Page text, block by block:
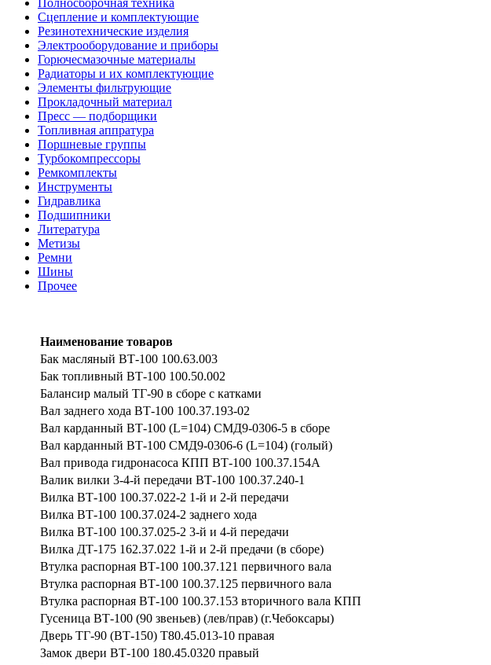
Сцепление и комплектующие
Резинотехнические изделия
Электрооборудование и приборы
Горючесмазочные материалы
Радиаторы и их комплектующие
Элементы фильтрующие
Прокладочный материал
Пресс — подборщики
Топливная аппратура
Поршневые группы
Турбокомпрессоры
Ремкомплекты
Инструменты
Гидравлика
Подшипники
Литература
Метизы
Ремни
Шины
Прочее
Наименование товаров
Бак масляный ВТ-100 100.63.003
Бак топливный ВТ-100 100.50.002
Балансир малый ТГ-90 в сборе с катками
Вал заднего хода ВТ-100 100.37.193-02
Вал карданный ВТ-100 (L=104) СМД9-0306-5 в сборе
Вал карданный ВТ-100 СМД9-0306-6 (L=104) (голый)
Вал привода гидронасоса КПП ВТ-100 100.37.154А
Валик вилки 3-4-й передачи ВТ-100 100.37.240-1
Вилка ВТ-100 100.37.022-2 1-й и 2-й передачи
Вилка ВТ-100 100.37.024-2 заднего хода
Вилка ВТ-100 100.37.025-2 3-й и 4-й передачи
Вилка ДТ-175 162.37.022 1-й и 2-й предачи (в сборе)
Втулка распорная ВТ-100 100.37.121 первичного вала
Втулка распорная ВТ-100 100.37.125 первичного вала
Втулка распорная ВТ-100 100.37.153 вторичного вала КПП
Гусеница ВТ-100 (90 звеньев) (лев/прав) (г.Чебоксары)
Дверь ТГ-90 (ВТ-150) Т80.45.013-10 правая
Замок двери ВТ-100 180.45.0320 правый